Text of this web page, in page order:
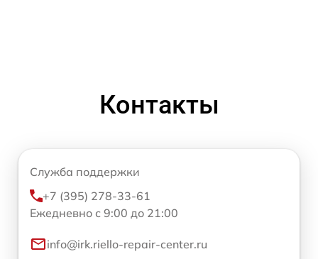
Контакты
Служба поддержки
+7 (395) 278-33-61
Ежедневно с 9:00 до 21:00
info@irk.riello-repair-center.ru